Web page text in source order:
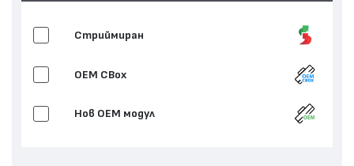
Стриймиран
OEM CBox
Нов ОЕМ модул